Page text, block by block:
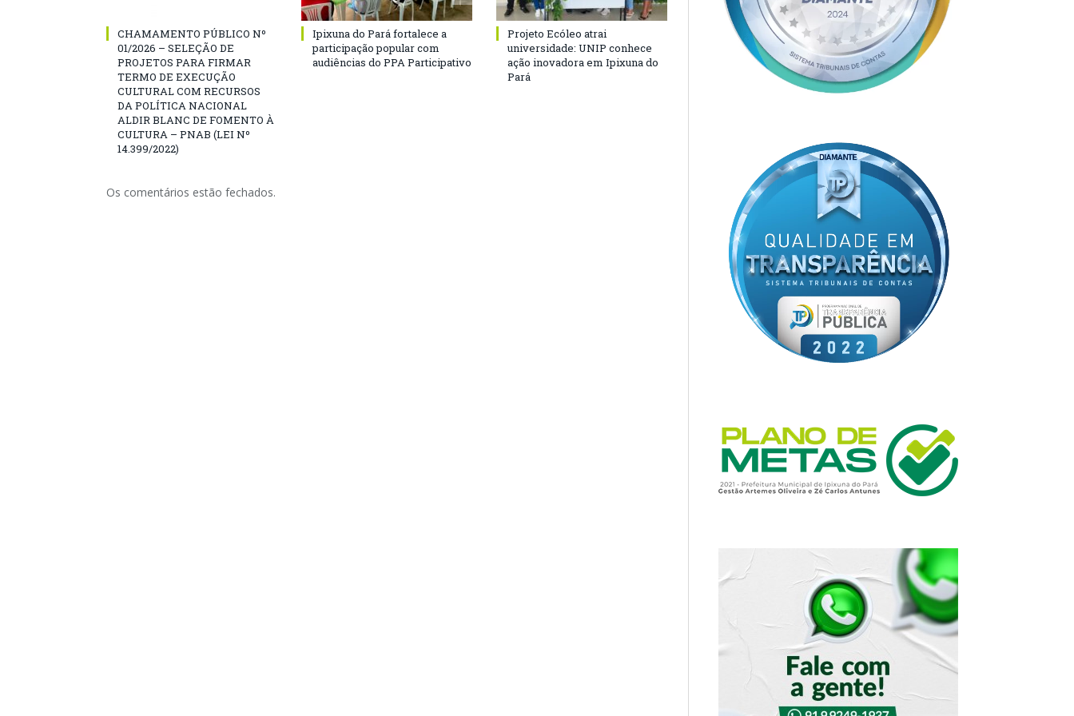
CHAMAMENTO PÚBLICO Nº
01/2026 – SELEÇÃO DE
PROJETOS PARA FIRMAR
TERMO DE EXECUÇÃO
CULTURAL COM RECURSOS
DA POLÍTICA NACIONAL
ALDIR BLANC DE FOMENTO À
CULTURA – PNAB (LEI Nº
14.399/2022)
Ipixuna do Pará fortalece a
participação popular com
audiências do PPA Participativo
Projeto Ecóleo atrai
universidade: UNIP conhece
ação inovadora em Ipixuna do
Pará
Os comentários estão fechados.